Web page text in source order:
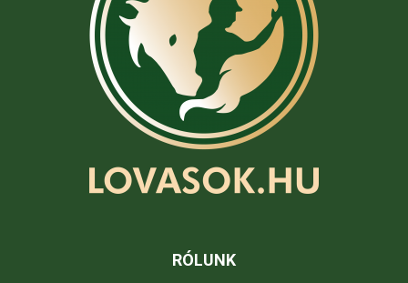
RÓLUNK